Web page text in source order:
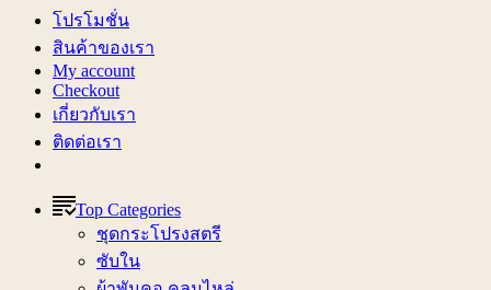
โปรโมชั่น
สินค้าของเรา
My account
Checkout
เกี่ยวกับเรา
ติดต่อเรา
Top Categories
ชุดกระโปรงสตรี
ซับใน